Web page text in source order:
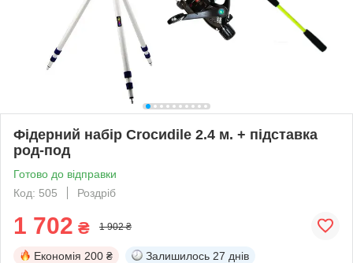
Фідерний набір Croсиdile 2.4 м. + підставка
род-под
Готово до відправки
Код: 505
Роздріб
1 702 ₴ 1 902 ₴
Економія 200 ₴ Залишилось 27 днів